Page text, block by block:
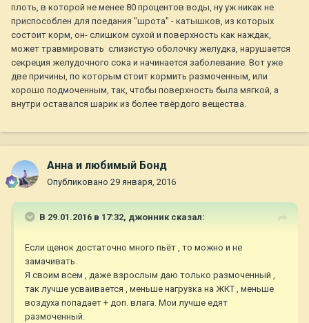
плоть, в которой не менее 80 процентов воды, ну уж никак не
приспособлен для поедания "шрота" - катышков, из которых
состоит корм, он- слишком сухой и поверхность как наждак,
может травмировать слизистую оболочку желудка, нарушается
секреция желудочного сока и начинается заболевание. Вот уже
две причины, по которым стоит кормить размоченным, или
хорошо подмоченным, так, чтобы поверхность была мягкой, а
внутри оставался шарик из более твёрдого вещества.
Анна и любимый Бонд
Опубликовано 29 января, 2016
В 29.01.2016 в 17:32, джонниксказал:
Если щенок достаточно много пьёт , то можно и не
замачивать.
Я своим всем , даже взрослым даю только размоченный ,
так лучше усваивается , меньше нагрузка на ЖКТ , меньше
воздуха попадает + доп. влага. Мои лучше едят
размоченный.